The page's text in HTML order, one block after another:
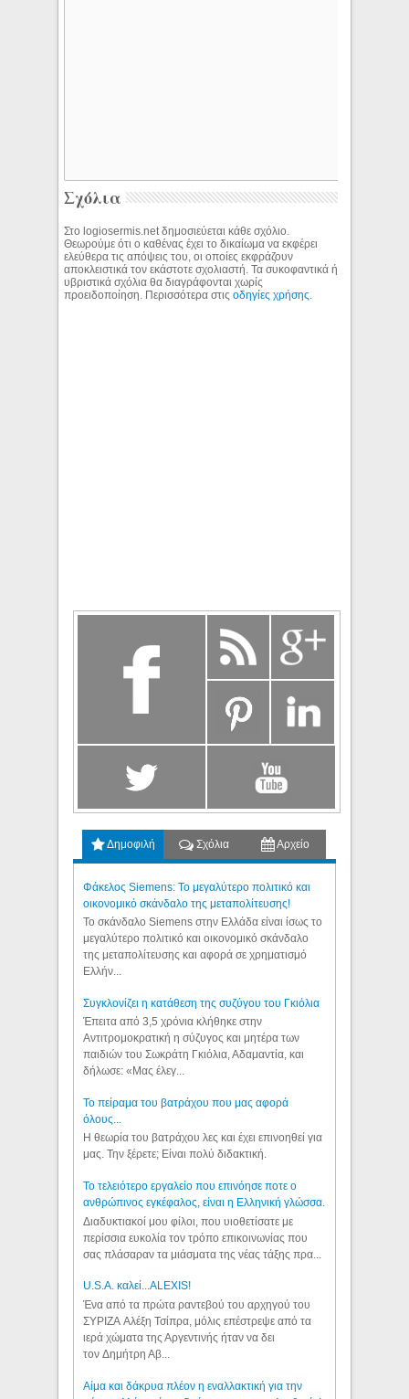
Σχόλια
Στο logiosermis.net δημοσιεύεται κάθε σχόλιο.
Θεωρούμε ότι ο καθένας έχει το δικαίωμα να εκφέρει
ελεύθερα τις απόψεις του, οι οποίες εκφράζουν
αποκλειστικά τον εκάστοτε σχολιαστή. Τα συκοφαντικά ή
υβριστικά σχόλια θα διαγράφονται χωρίς
προειδοποίηση. Περισσότερα στιςοδηγίες χρήσης.
Δημοφιλή Σχόλια Αρχείο
Φάκελος Siemens: Το μεγαλύτερο πολιτικό και
οικονομικό σκάνδαλο της μεταπολίτευσης!
Το σκάνδαλο Siemens στην Ελλάδα είναι ίσως το
μεγαλύτερο πολιτικό και οικονομικό σκάνδαλο
της μεταπολίτευσης και αφορά σε χρηματισμό
Ελλήν...
Συγκλονίζει η κατάθεση της συζύγου του Γκιόλια
Έπειτα από 3,5 χρόνια κλήθηκε στην
Αντιτρομοκρατική η σύζυγος και μητέρα των
παιδιών του Σωκράτη Γκιόλια, Αδαμαντία, και
δήλωσε: «Μας έλεγ...
Το πείραμα του βατράχου που μας αφορά
όλους...
Η θεωρία του βατράχου λες και έχει επινοηθεί για
μας. Την ξέρετε; Είναι πολύ διδακτική.
Το τελειότερο εργαλείο που επινόησε ποτε ο
ανθρώπινος εγκέφαλος, είναι η Ελληνική γλώσσα.
Διαδυκτιακοί μου φίλοι, που υιοθετίσατε με
περίσσια ευκολία τον τρόπο επικοινωνίας που
σας πλάσαραν τα μιάσματα της νέας τάξης πρα...
U.S.A. καλεί...ALEXIS!
Ένα από τα πρώτα ραντεβού του αρχηγού του
ΣΥΡΙΖΑ Αλέξη Τσίπρα, μόλις επέστρεψε από τα
ιερά χώματα της Αργεντινής ήταν να δει
τον Δημήτρη Αβ...
Αίμα και δάκρυα πλέον η εναλλακτική για την